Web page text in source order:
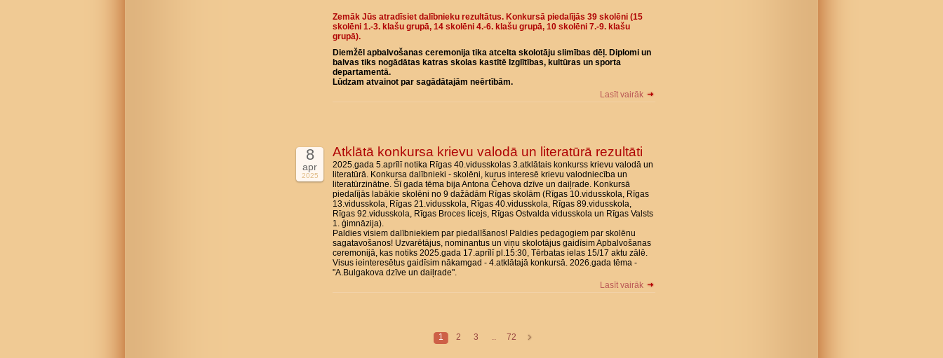
Zemāk Jūs atradīsiet dalībnieku rezultātus. Konkursā piedalījās 39 skolēni (15
skolēni 1.-3. klašu grupā, 14 skolēni 4.-6. klašu grupā, 10 skolēni 7.-9. klašu
grupā).
Diemžēl apbalvošanas ceremonija tika atcelta skolotāju slimības dēļ. Diplomi un
balvas tiks nogādātas katras skolas kastītē Izglītības, kultūras un sporta
departamentā.
Lūdzam atvainot par sagādātajām neērtībām.
Lasīt vairāk
8
apr
2025
Atklātā konkursa krievu valodā un literatūrā rezultāti
2025.gada 5.aprīlī notika Rīgas 40.vidusskolas 3.atklātais konkurss krievu valodā un
literatūrā. Konkursa dalībnieki - skolēni, kurus interesē krievu valodniecība un
literatūrzinātne. Šī gada tēma bija Antona Čehova dzīve un daiļrade. Konkursā
piedalījās labākie skolēni no 9 dažādām Rīgas skolām (Rīgas 10.vidusskola, Rīgas
13.vidusskola, Rīgas 21.vidusskola, Rīgas 40.vidusskola, Rīgas 89.vidusskola,
Rīgas 92.vidusskola, Rīgas Broces licejs, Rīgas Ostvalda vidusskola un Rīgas Valsts
1. ģimnāzija).
Paldies visiem dalībniekiem par piedalīšanos! Paldies pedagogiem par skolēnu
sagatavošanos! Uzvarētājus, nominantus un viņu skolotājus gaidīsim Apbalvošanas
ceremonijā, kas notiks 2025.gada 17.aprīlī pl.15:30, Tērbatas ielas 15/17 aktu zālē.
Visus ieinteresētus gaidīsim nākamgad - 4.atklātajā konkursā. 2026.gada tēma -
"A.Bulgakova dzīve un daiļrade".
Lasīt vairāk
1 2 3 .. 72